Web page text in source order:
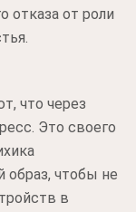
отказа от роли
что через
Это своего
образ, чтобы не
в